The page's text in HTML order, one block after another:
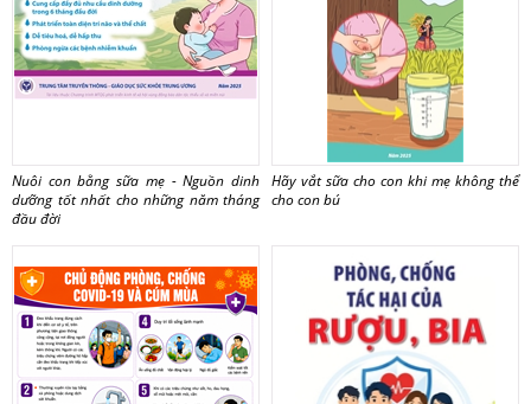
Nuôi con bằng sữa mẹ - Nguồn dinh
dưỡng tốt nhất cho những năm tháng
đầu đời
Hãy vắt sữa cho con khi mẹ không thể
cho con bú